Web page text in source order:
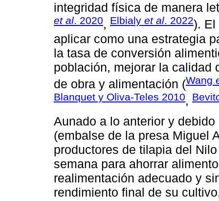
integridad física de manera
et al. 2020, Elbialy et al. 2022). El
aplicar como una estrategia
la tasa de conversión
población, mejorar la calidad
de obra y alimentación (Wang
Blanquet y Oliva-Teles 2010,
Aunado a lo anterior y
(embalse de la presa Miguel
productores de tilapia del
semana para ahorrar
realimentación adecuado y
rendimiento final de su